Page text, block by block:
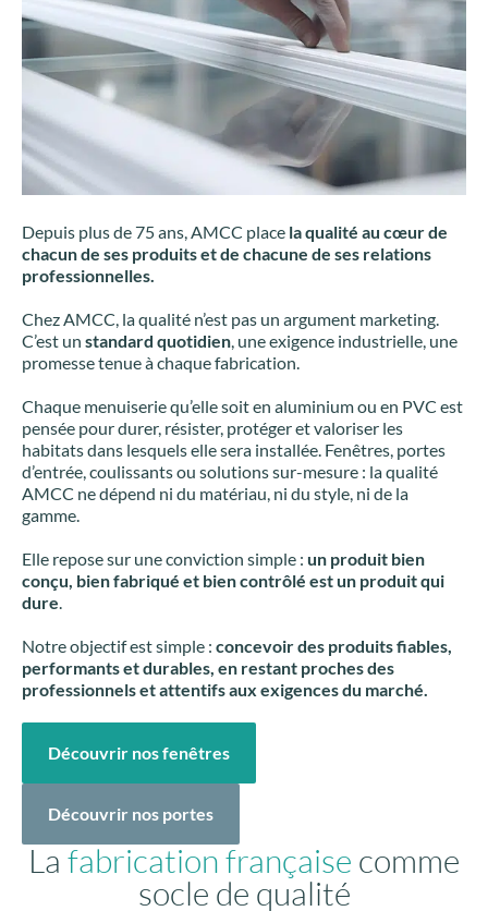
Depuis plus de 75 ans, AMCC place la qualité au cœur de
chacun de ses produits et de chacune de ses relations
professionnelles.
Chez AMCC, la qualité n’est pas un argument marketing.
C’est un standard quotidien, une exigence industrielle, une
promesse tenue à chaque fabrication.
Chaque menuiserie qu’elle soit en aluminium ou en PVC est
pensée pour durer, résister, protéger et valoriser les
habitats dans lesquels elle sera installée. Fenêtres, portes
d’entrée, coulissants ou solutions sur-mesure : la qualité
AMCC ne dépend ni du matériau, ni du style, ni de la
gamme.
Elle repose sur une conviction simple : un produit bien
conçu, bien fabriqué et bien contrôlé est un produit qui
dure.
Notre objectif est simple : concevoir des produits fiables,
performants et durables, en restant proches des
professionnels et attentifs aux exigences du marché.
Découvrir nos fenêtres
Découvrir nos portes
La fabrication française comme
socle de qualité